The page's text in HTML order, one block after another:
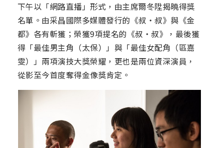
下午以「網路直播」形式，由主席爾冬陞揭曉得獎
名單。由采昌國際多媒體發行的《叔‧叔》與《金
都》各有斬獲；榮獲9項提名的《叔‧叔》，最後獲
得「最佳男主角（太保）」與「最佳女配角（區嘉
雯）」兩項演技大獎榮耀，更也是兩位資深演員，
從影至今首度奪得金像獎肯定。